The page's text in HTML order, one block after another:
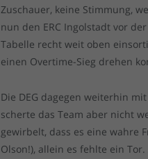
Zuschauer, keine Stimmung,
nun den ERC Ingolstadt vor
Tabelle recht weit oben
einen Overtime-Sieg drehen
Die DEG dagegen weiterhin
scherte das Team aber nicht
gewirbelt, dass es eine wahre
Olson!), allein es fehlte ein